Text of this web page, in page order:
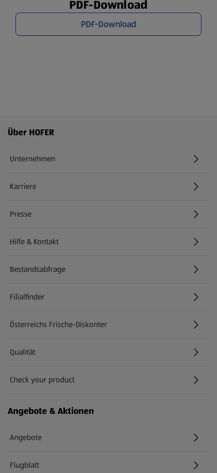
PDF-Download
PDF-Download
Fußzeilenmenü - weitere Links
Über HOFER
Unternehmen
Karriere
(öffnet in einem neuen Tab)
Presse
Hilfe & Kontakt
(öffnet in einem neuen Tab)
Bestandsabfrage
(öffnet in einem neuen Tab)
Filialfinder
Österreichs Frische-Diskonter
Qualität
Check your product
(öffnet in einem neuen Tab)
Angebote & Aktionen
Angebote
Flugblatt